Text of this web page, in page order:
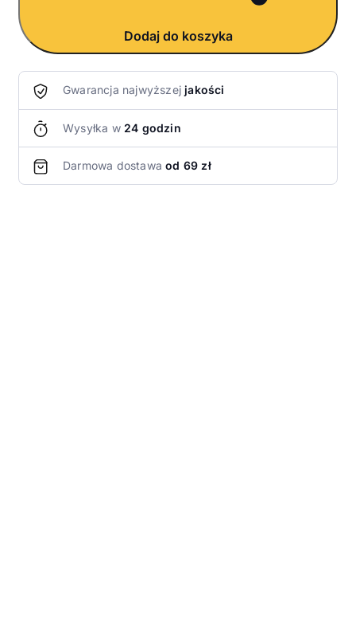
Dodaj do koszyka
Gwarancja najwyższejjakości
Wysyłka w 24 godzin
Darmowa dostawa od 69 zł